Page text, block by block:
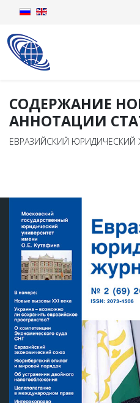
СОДЕРЖАНИЕ
АННОТАЦИИ
ЕВРАЗИЙСКИЙ ЮРИДИЧЕСКИЙ